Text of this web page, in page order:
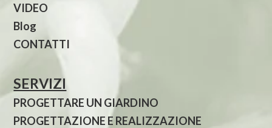
VIDEO
Blog
CONTATTI
SERVIZI
PROGETTARE UN GIARDINO
PROGETTAZIONE E REALIZZAZIONE